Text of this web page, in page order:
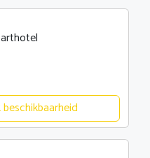
beschikbaarheid